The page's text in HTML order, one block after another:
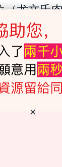
尤文氏
對異常
生最好
提供完
×